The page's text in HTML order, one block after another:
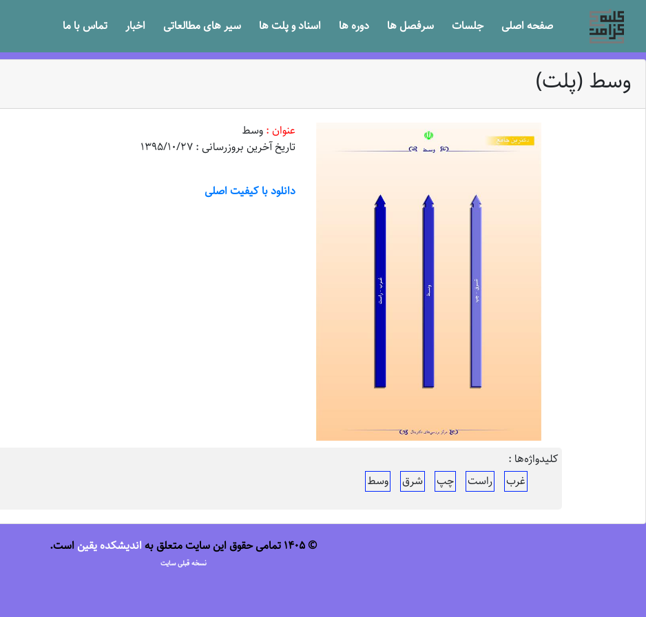
صفحه اصلی جلسات سرفصل ها دوره ها اسناد و پلت ها سیر های مطالعاتی اخبار تماس با ما
وسط (پلت)
عنوان : وسط
تاریخ آخرین بروزرسانی : 1395/10/27
دانلود با کیفیت اصلی
کلیدواژه‌ها :
غرب
راست چپ شرق وسط
© 1405 تمامی حقوق این سایت متعلق به اندیشکده یقین است.
نسخه قبلی سایت